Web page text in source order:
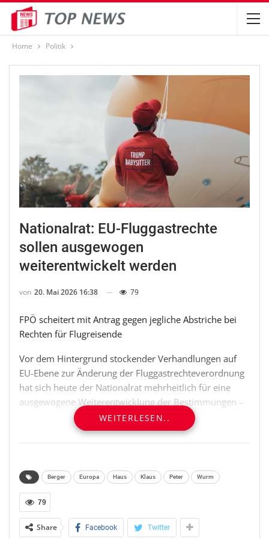
Home Politik
Nationalrat: EU-Fluggastrechte
sollen ausgewogen
weiterentwickelt werden
von 20. Mai 2026 16:38 79
FPÖ scheitert mit Antrag gegen jegliche Abstriche bei
Rechten für Flugreisende
Vor dem Hintergrund stockender Verhandlungen auf
EU-Ebene zur Änderung der Fluggastrechteverordnung
hat sich heute der Nationalrat mehrheitlich für eine
ausgewogene Weiterentwicklung der Bestimmungen –
unter Wahrung von Konsumentenschutz und
Wettbewerbsfähigkeit – ausgesprochen. Die
Verordnung legt insbesondere Ansprüche von
sowie erheblichen Verspätungen fest und sieht
Strittig ist vor allem, ab welcher Verspätung Fluggästen
künftig Entschädigungen zustehen und wie hoch diese
ausfallen sollen. Es müsse ein ausgewogenes
WEITERLESEN..
Berger Europa Haus Klaus Peter Wurm
79
Share Facebook Twitter